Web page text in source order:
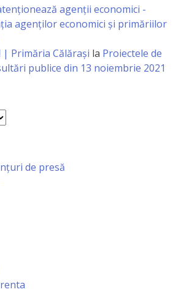
agenţii economici -
agenților economici și primăriilor
Primăria Călărași la Proiectele de
publice din 13 noiembrie 2021
de presă